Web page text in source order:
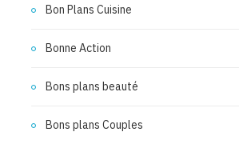
Bon Plans Cuisine
Bonne Action
Bons plans beauté
Bons plans Couples